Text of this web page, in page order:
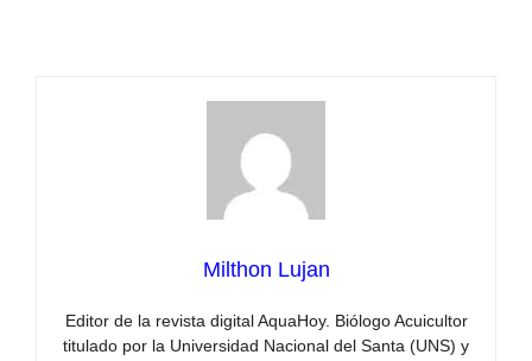
Milthon Lujan
Editor de la revista digital AquaHoy. Biólogo Acuicultor
titulado por la Universidad Nacional del Santa (UNS) y